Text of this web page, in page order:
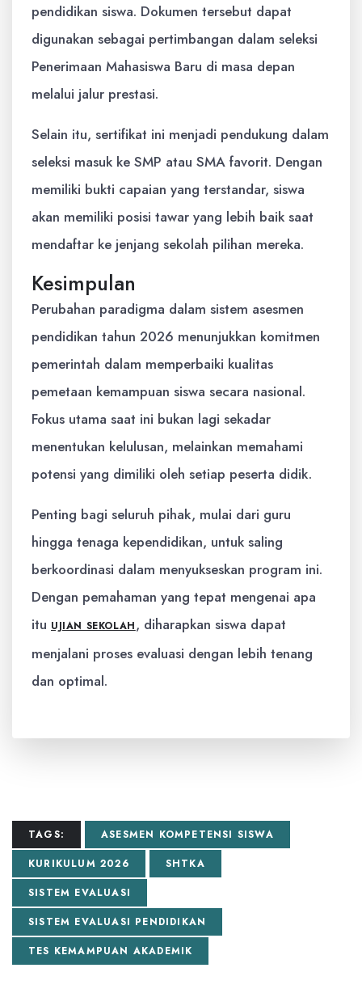
pendidikan siswa. Dokumen tersebut dapat
digunakan sebagai pertimbangan dalam seleksi
Penerimaan Mahasiswa Baru di masa depan
melalui jalur prestasi.
Selain itu, sertifikat ini menjadi pendukung dalam
seleksi masuk ke SMP atau SMA favorit. Dengan
memiliki bukti capaian yang terstandar, siswa
akan memiliki posisi tawar yang lebih baik saat
mendaftar ke jenjang sekolah pilihan mereka.
Kesimpulan
Perubahan paradigma dalam sistem asesmen
pendidikan tahun 2026 menunjukkan komitmen
pemerintah dalam memperbaiki kualitas
pemetaan kemampuan siswa secara nasional.
Fokus utama saat ini bukan lagi sekadar
menentukan kelulusan, melainkan memahami
potensi yang dimiliki oleh setiap peserta didik.
Penting bagi seluruh pihak, mulai dari guru
hingga tenaga kependidikan, untuk saling
berkoordinasi dalam menyukseskan program ini.
Dengan pemahaman yang tepat mengenai apa
itu UJIAN SEKOLAH, diharapkan siswa dapat
menjalani proses evaluasi dengan lebih tenang
dan optimal.
TAGS:
ASESMEN KOMPETENSI SISWA
KURIKULUM 2026
SHTKA
SISTEM EVALUASI
SISTEM EVALUASI PENDIDIKAN
TES KEMAMPUAN AKADEMIK